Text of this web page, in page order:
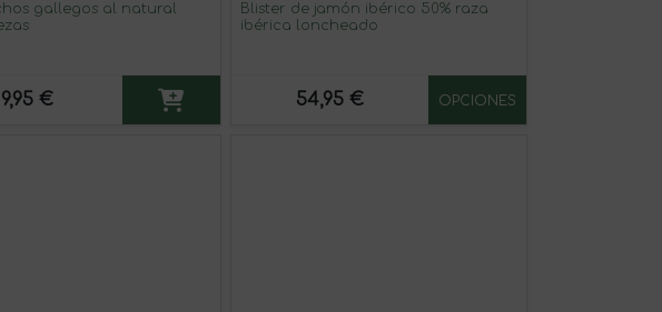
gallegos al natural
19,95 €
Blister de jamón ibérico 50% raza
ibérica loncheado
54,95 € OPCIONES